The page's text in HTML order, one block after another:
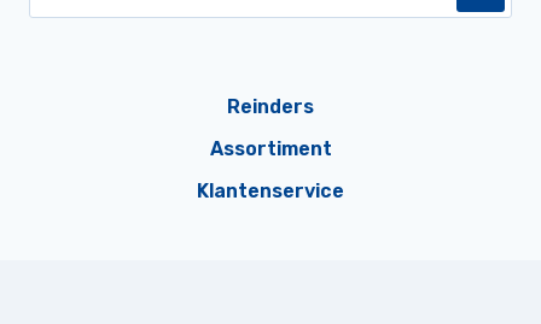
Reinders
Assortiment
Klantenservice